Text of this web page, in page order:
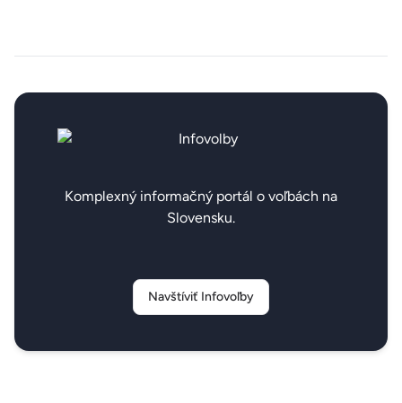
Komplexný informačný portál o voľbách na
Slovensku.
Navštíviť Infovoľby